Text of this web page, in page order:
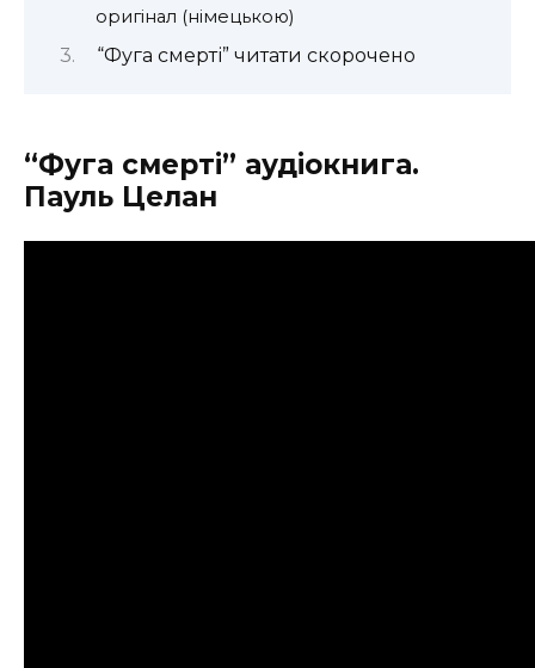
оригінал (німецькою)
“Фуга смерті” читати скорочено
“Фуга смерті” аудіокнига.
Пауль Целан